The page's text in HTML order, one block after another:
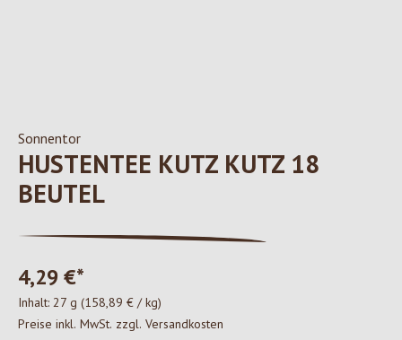
Sonnentor
HUSTENTEE KUTZ KUTZ 18
BEUTEL
4,29 €*
Inhalt: 27 g (158,89 € / kg)
Preise inkl. MwSt. zzgl. Versandkosten